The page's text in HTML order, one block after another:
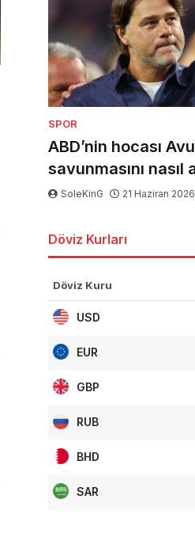
SPOR
ABD’nin hocası
savunmasını nasıl
SoleKinG 21 Haziran 2026
Döviz Kurları
Döviz Kuru
USD
EUR
GBP
RUB
BHD
SAR